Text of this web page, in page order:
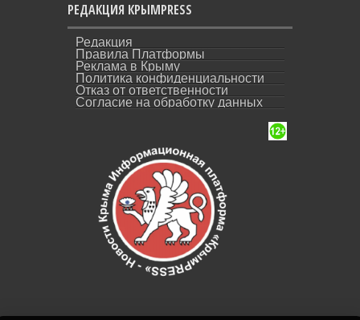
РЕДАКЦИЯ КРЫМPRESS
Редакция
Правила Платформы
Реклама в Крыму
Политика конфиденциальности
Отказ от ответственности
Согласие на обработку данных